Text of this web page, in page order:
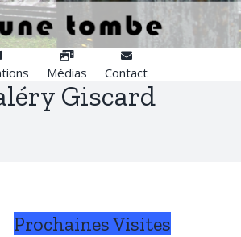
Médias Contact
Giscard
Prochaines Visites